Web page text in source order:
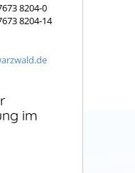
8204-0
8204-14
im